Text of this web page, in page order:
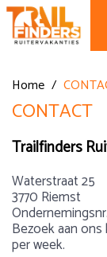
Home /
CONTACT
Trailfinders
Waterstraat 25
3770 Riemst
Bezoek aan
per week.